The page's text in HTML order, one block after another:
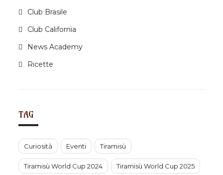
o
n
Club Brasile
Club California
News Academy
Ricette
TAG
Curiosità Eventi Tiramisù
Tiramisù World Cup 2024 Tiramisù World Cup 2025